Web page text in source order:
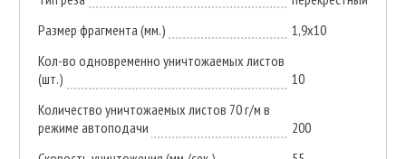
Размер фрагмента (мм.)
1,9x10
Кол-во одновременно уничтожаемых листов
(шт.)
10
Количество уничтожаемых листов 70 г/м в
режиме автоподачи
200